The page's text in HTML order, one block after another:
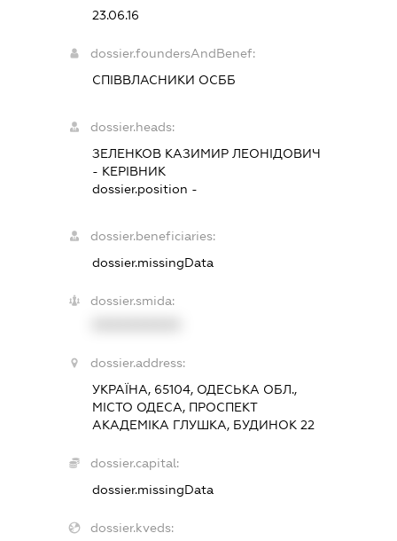
23.06.16
dossier.foundersAndBenef:
СПІВВЛАСНИКИ ОСББ
dossier.heads:
ЗЕЛЕНКОВ КАЗИМИР ЛЕОНІДОВИЧ
- КЕРІВНИК
dossier.position -
dossier.beneficiaries:
dossier.missingData
dossier.smida:
dossier.address:
УКРАЇНА, 65104, ОДЕСЬКА ОБЛ.,
МІСТО ОДЕСА, ПРОСПЕКТ
АКАДЕМІКА ГЛУШКА, БУДИНОК 22
dossier.capital:
dossier.missingData
dossier.kveds: